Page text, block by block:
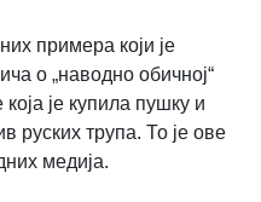
примера који је
о „наводно обичној“
која је купила пушку и
руских трупа. То је ове
медија.